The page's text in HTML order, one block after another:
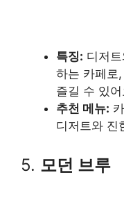
특징: 디저
하는 카페로
즐길 수 있
추천 메뉴:
디저트와 진
5. 모던 브루